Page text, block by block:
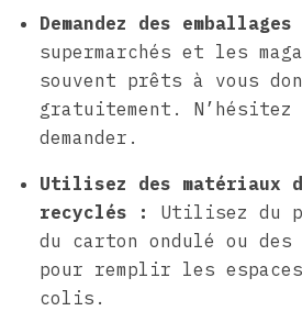
Demandez des
supermarchés et les
souvent prêts à vous
gratuitement.
demander.
Utilisez des matériaux
recyclés :
Utilisez du
du carton ondulé ou des
pour remplir les
colis.